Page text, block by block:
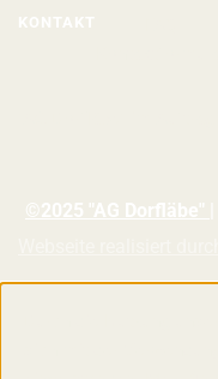
KONTAKT
©2025 "AG Dorfläbe"